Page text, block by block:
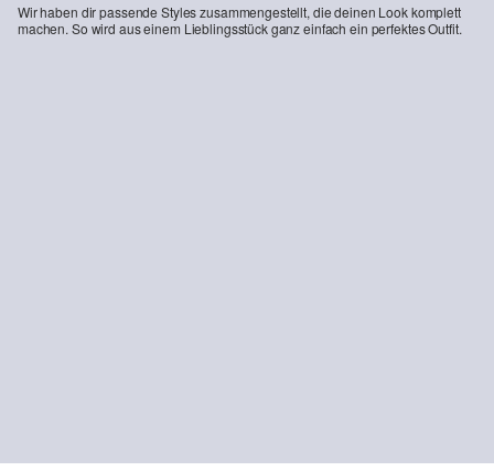
Wir haben dir passende Styles zusammengestellt, die deinen Look komplett
machen. So wird aus einem Lieblingsstück ganz einfach ein perfektes Outfit.